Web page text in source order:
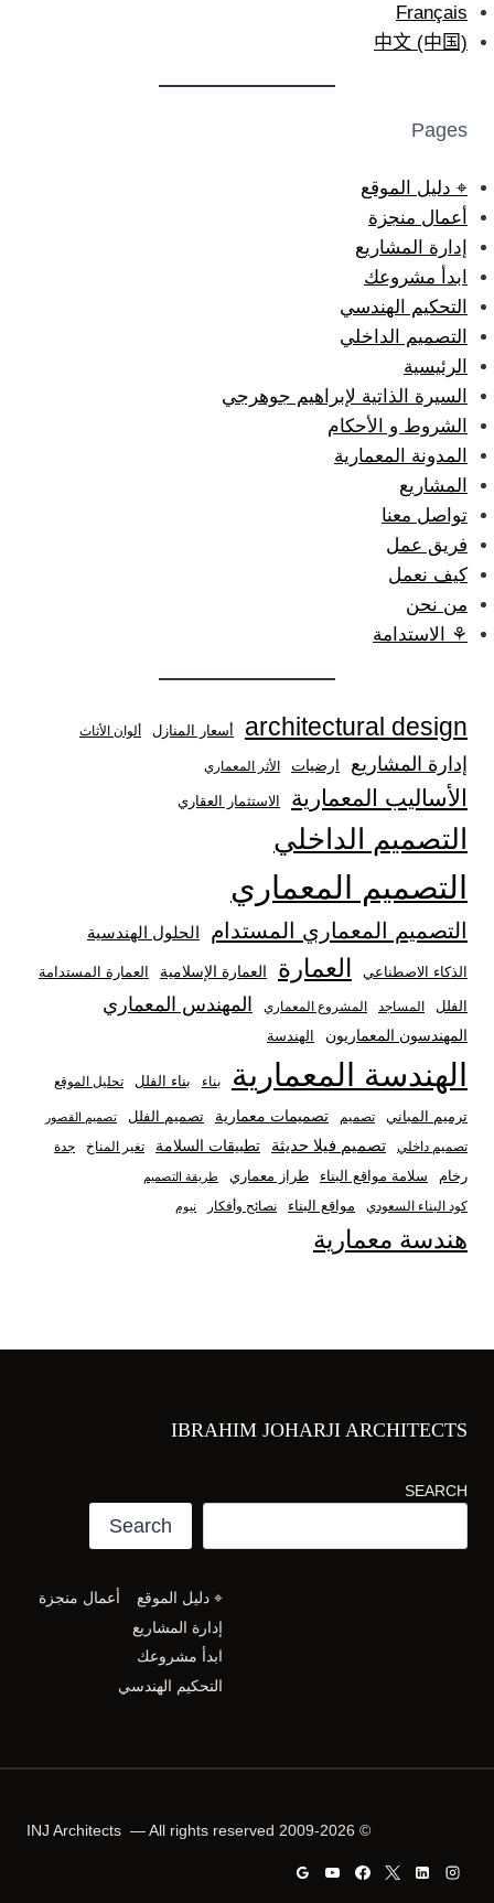
Français
中文 (中国)
Pages
⌖ دليل الموقع
أعمال منجزة
إدارة المشاريع
ابدأ مشروعك
التحكيم الهندسي
التصميم الداخلي
الرئيسية
السيرة الذاتية لإبراهيم جوهرجي
الشروط و الأحكام
المدونة المعمارية
المشاريع
تواصل معنا
فريق عمل
كيف نعمل
من نحن
⚘ الاستدامة
architectural design أسعار المنازل ألوان الأثاث
إدارة المشاريع ارضيات الأثر المعماري
الأساليب المعمارية الاستثمار العقاري
التصميم الداخلي
التصميم المعماري
التصميم المعماري المستدام الحلول الهندسية
الذكاء الاصطناعي العمارة العمارة الإسلامية العمارة المستدامة
الفلل المساجد المشروع المعماري المهندس المعماري
المهندسون المعماريون الهندسة
الهندسة المعمارية بناء بناء الفلل تحليل الموقع
ترميم المباني تصميم تصميمات معمارية تصميم الفلل تصميم القصور
تصميم داخلي تصميم فيلا حديثة تطبيقات السلامة تغير المناخ جدة
رخام سلامة مواقع البناء طراز معماري طريقة التصميم
كود البناء السعودي مواقع البناء نصائح وأفكار نيوم
هندسة معمارية
IBRAHIM JOHARJI ARCHITECTS
SEARCH
Search
⌖ دليل الموقع
أعمال منجزة
إدارة المشاريع
ابدأ مشروعك
التحكيم الهندسي
© 2009-2026 INJ Architects — All rights reserved